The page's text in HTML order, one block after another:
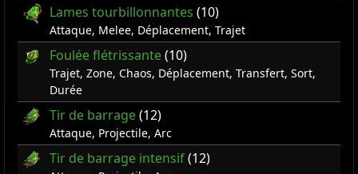
Lames tourbillonnantes (10)
Attaque, Melee, Déplacement, Trajet
Foulée flétrissante(10)
Trajet, Zone, Chaos, Déplacement, Transfert, Sort,
Durée
Tir de barrage(12)
Attaque, Projectile, Arc
Tir de barrage intensif(12)